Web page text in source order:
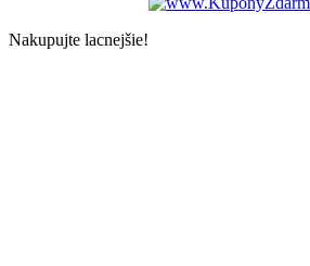
Nakupujte lacnejšie!